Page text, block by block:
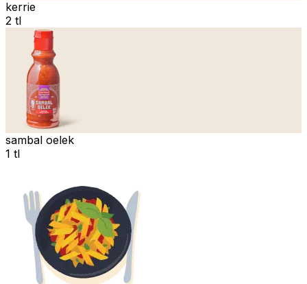
kerrie
2 tl
sambal oelek
1 tl